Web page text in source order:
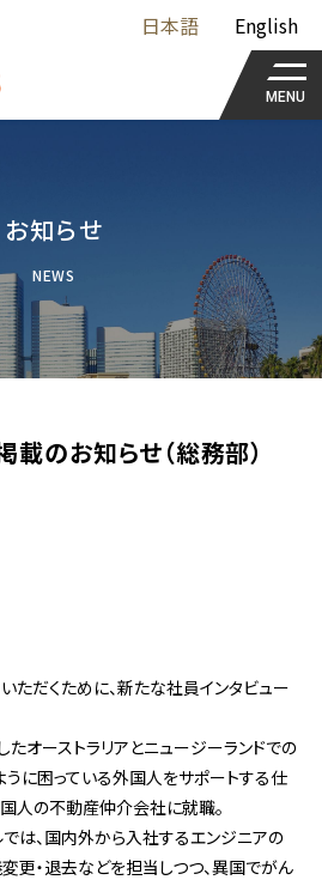
日本語 English
MENU
お知らせ
NEWS
載のお知らせ（総務部）
ただくために、新たな社員インタビュー
オーストラリアとニュージーランドでの
うに困っている外国人をサポートする仕
人の不動産仲介会社に就職。
では、国内外から入社するエンジニアの
更・退去などを担当しつつ、異国でがん